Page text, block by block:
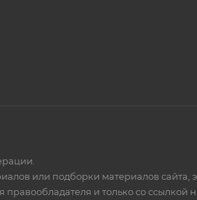
или подборки материалов сайта,
и только со ссылкой